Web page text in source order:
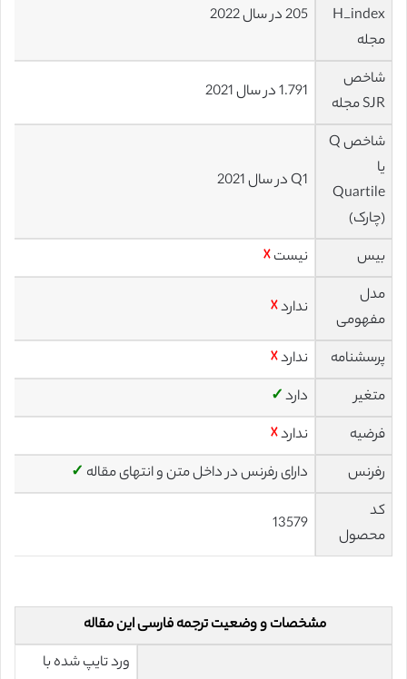
H_index
مجله
205 در سال 2022
شاخص
SJR مجله
1.791 در سال 2021
شاخص Q
یا
Quartile
(چارک)
Q1 در سال 2021
بیس نیست☓
مدل
مفهومی
ندارد☓
پرسشنامه ندارد☓
متغیر
دارد✓
فرضیه
ندارد☓
رفرنس
دارای رفرنس در داخل متن و انتهای مقاله ✓
کد
محصول
13579
مشخصات و وضعیت ترجمه فارسی این مقاله
ورد تایپ شده با